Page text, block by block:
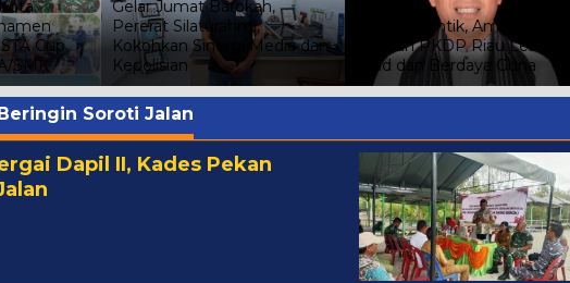
Cup
SMK
Gelar Jumat Barokah,
Pererat Silaturahmi,
Kokohkan Sinergi Media dan
Kepolisian
Besok Dilantik, Amran Tambi
Siapkan PKDP Riau Lebih
Solid dan Berdaya Guna
Soroti Jalan
Dapil II, Kades Pekan